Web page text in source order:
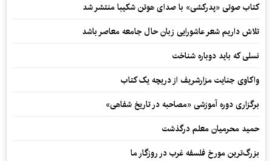
کتاب صوتی «پدرکشی» با صدای هوتن شکیبا منتشر شد
تلاش داریم شعر عاشورایی زبان حال جامعه معاصر باشد
نسلی که باید دوباره شناخت
واکاوی جنایت مزارشریف از دریچه یک کتاب
برگزاری دوره آموزشی «مصاحبه در تاریخ شفاهی»
حمید محرمیان معلم درگذشت
بزرگ‌ترین مورخ فلسفه غرب در روزگار ما